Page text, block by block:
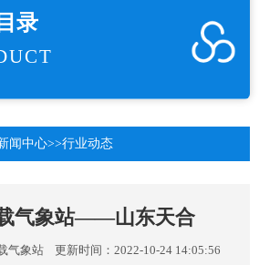
录
闻中心>>行业动态
气象站——山东天合
气象站更新时间：2022-10-24 14:05:56